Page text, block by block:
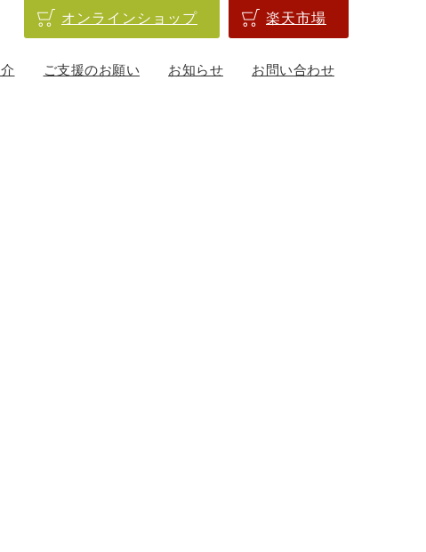
オンラインショップ 楽天市場
ご支援のお願い お知らせ お問い合わせ